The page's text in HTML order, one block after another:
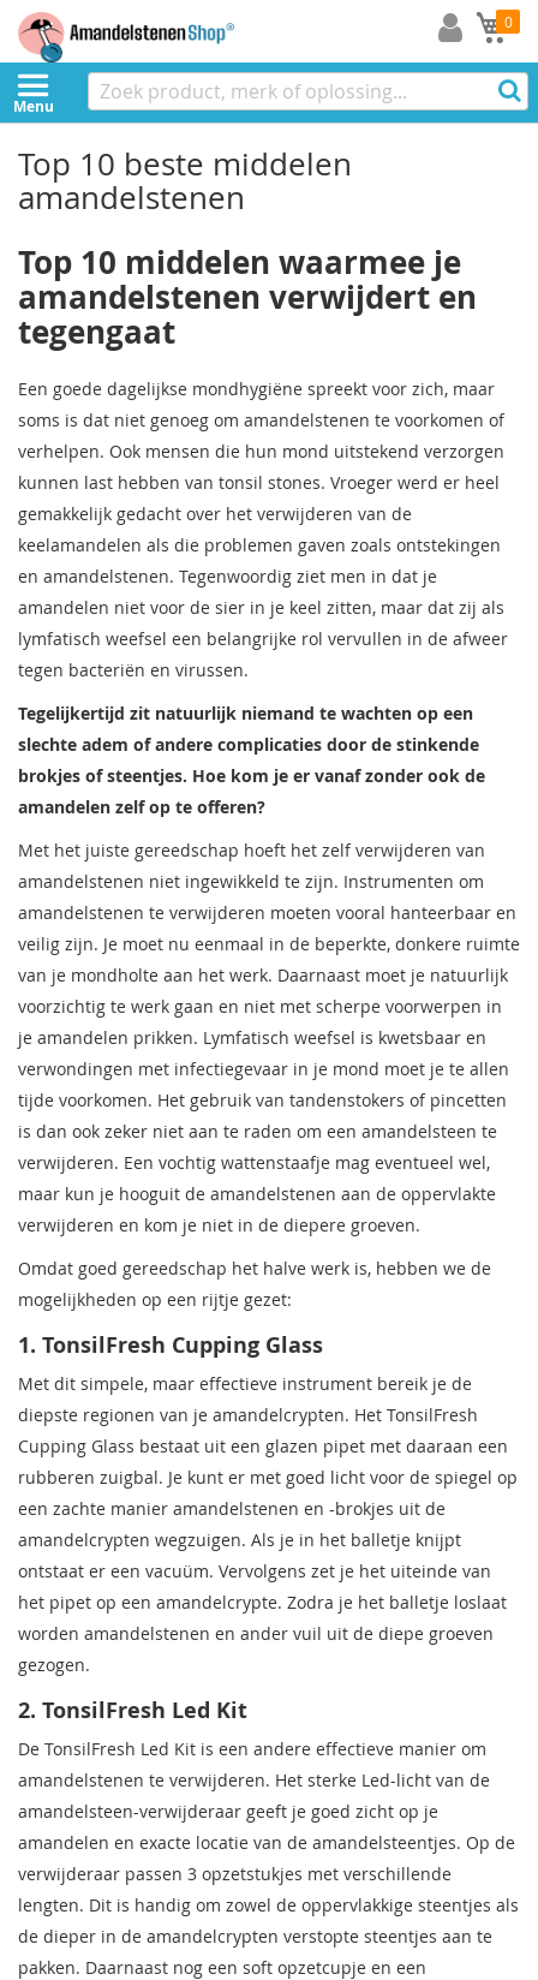
0
Menu
Top 10 beste middelen
amandelstenen
Top 10 middelen waarmee je
amandelstenen verwijdert en
tegengaat
Een goede dagelijkse mondhygiëne spreekt voor zich, maar
soms is dat niet genoeg om amandelstenen te voorkomen of
verhelpen. Ook mensen die hun mond uitstekend verzorgen
kunnen last hebben van tonsil stones. Vroeger werd er heel
gemakkelijk gedacht over het verwijderen van de
keelamandelen als die problemen gaven zoals ontstekingen
en amandelstenen. Tegenwoordig ziet men in dat je
amandelen niet voor de sier in je keel zitten, maar dat zij als
lymfatisch weefsel een belangrijke rol vervullen in de afweer
tegen bacteriën en virussen.
Tegelijkertijd zit natuurlijk niemand te wachten op een
slechte adem of andere complicaties door de stinkende
brokjes of steentjes. Hoe kom je er vanaf zonder ook de
amandelen zelf op te offeren?
Met het juiste gereedschap hoeft het zelf verwijderen van
amandelstenen niet ingewikkeld te zijn. Instrumenten om
amandelstenen te verwijderen moeten vooral hanteerbaar en
veilig zijn. Je moet nu eenmaal in de beperkte, donkere ruimte
van je mondholte aan het werk. Daarnaast moet je natuurlijk
voorzichtig te werk gaan en niet met scherpe voorwerpen in
je amandelen prikken. Lymfatisch weefsel is kwetsbaar en
verwondingen met infectiegevaar in je mond moet je te allen
tijde voorkomen. Het gebruik van tandenstokers of pincetten
is dan ook zeker niet aan te raden om een amandelsteen te
verwijderen. Een vochtig wattenstaafje mag eventueel wel,
maar kun je hooguit de amandelstenen aan de oppervlakte
verwijderen en kom je niet in de diepere groeven.
Omdat goed gereedschap het halve werk is, hebben we de
mogelijkheden op een rijtje gezet:
1. TonsilFresh Cupping Glass
Met dit simpele, maar effectieve instrument bereik je de
diepste regionen van je amandelcrypten. Het TonsilFresh
Cupping Glass bestaat uit een glazen pipet met daaraan een
rubberen zuigbal. Je kunt er met goed licht voor de spiegel op
een zachte manier amandelstenen en -brokjes uit de
amandelcrypten wegzuigen. Als je in het balletje knijpt
ontstaat er een vacuüm. Vervolgens zet je het uiteinde van
het pipet op een amandelcrypte. Zodra je het balletje loslaat
worden amandelstenen en ander vuil uit de diepe groeven
gezogen.
2. TonsilFresh Led Kit
De TonsilFresh Led Kit is een andere effectieve manier om
amandelstenen te verwijderen. Het sterke Led-licht van de
amandelsteen-verwijderaar geeft je goed zicht op je
amandelen en exacte locatie van de amandelsteentjes. Op de
verwijderaar passen 3 opzetstukjes met verschillende
lengten. Dit is handig om zowel de oppervlakkige steentjes als
de dieper in de amandelcrypten verstopte steentjes aan te
pakken. Daarnaast nog een soft opzetcupje en een